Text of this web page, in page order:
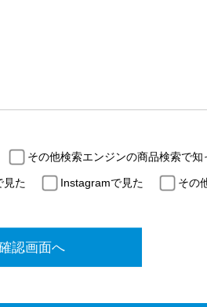
その他検索エンジンの商品検索で知
見た Instagramで見た その
認画面へ